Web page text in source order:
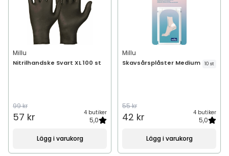
Millu
Nitrilhandske Svart XL 100 st
99 kr
57 kr 4 butiker
5,0
Lägg i varukorg
Millu
Skavsårsplåster Medium 10 st
55 kr
42 kr 4 butiker
5,0
Lägg i varukorg